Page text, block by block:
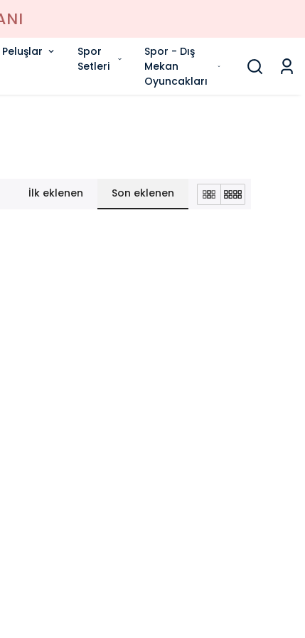
Peluşlar
Spor
Setleri
Spor - Dış
Mekan
Oyuncakları
İlk eklenen Son eklenen